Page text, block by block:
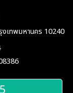
งเทพมหานคร 10240